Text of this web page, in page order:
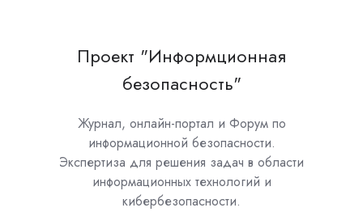
Проект "Информционная
безопасность"
Журнал, онлайн-портал и Форум по
информационной безопасности.
Экспертиза для решения задач в области
информационных технологий и
кибербезопасности.